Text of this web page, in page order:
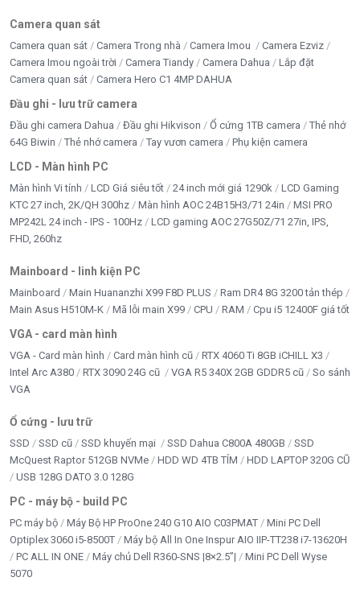
4. Nguồn Máy Tính Huntkey GS800 PRIME có hỗ
trợ CPU Intel Core i9 hoặc Ryzen 9 không?
Có. Sản phẩm phù hợp với nhiều cấu hình sử dụng
5. Nguồn Máy Tính Huntkey GS800 PRIME có
những tính năng bảo vệ nào?
OPP, OVP, UVP và OCP nhằm đảm bảo an toàn cho
toàn bộ hệ thống.
Kết luận
Nguồn Máy Tính Huntkey GS800 PRIME là lựa chọn
đáng tin cậy cho các bộ PC gaming và đồ họa tầm
trung đến cao cấp. Với công suất thực 700W, chuẩn 80
Plus Bronze, kiến trúc nguồn LLC + DC-to-DC hiện đại
cùng hệ thống bảo vệ toàn diện, Nguồn Máy Tính
Huntkey GS800 PRIME mang đến hiệu năng ổn định,
tiết kiệm điện và độ bền lâu dài cho hệ thống của bạn.
Cảm nhận của Ad
những bộ nguồn đáng chú ý trong phân khúc 700W
hiện nay. Điểm nổi bật của Nguồn Máy Tính Huntkey
GS800 PRIME nằm ở chứng nhận 80 Plus Bronze,
công nghệ LLC + DC-to-DC và khả năng vận hành ổn
Camera quan sát
Camera quan sát Camera Trong nhà Camera Imou
Camera Ezviz
Camera Imou ngoài trời
Camera Tiandy Camera Dahua
Lắp đặt
Camera quan sát
Camera Hero C1 4MP DAHUA
Đầu ghi - lưu trữ camera
Đầu ghi camera Dahua Đầu ghi Hikvison Ổ cứng 1TB camera
Thẻ nhớ
64G Biwin
Thẻ nhớ camera Tay vươn camera Phụ kiện camera
LCD - Màn hình PC
Màn hình Vi tính LCD Giá siêu tốt 24 inch mới giá 1290k
LCD Gaming
KTC 27 inch, 2K/QH 300hz
Màn hình AOC 24B15H3/71 24in
MSI PRO
MP242L 24 inch - IPS - 100Hz
LCD gaming AOC 27G50Z/71 27in, IPS,
FHD, 260hz
Mainboard - linh kiện PC
Mainboard Main Huananzhi X99 F8D PLUS
Ram DR4 8G 3200 tản thép
Main Asus H510M-K
Mã lỗi main X99 CPU RAM Cpu i5 12400F giá tốt
VGA - card màn hình
VGA - Card màn hình Card màn hình cũ
RTX 4060 Ti 8GB iCHILL X3
Intel Arc A380
RTX 3090 24G cũ VGA R5 340X 2GB GDDR5 cũ
So sánh
VGA
Ổ cứng - lưu trữ
SSD SSD cũ SSD khuyến mại SSD Dahua C800A 480GB
SSD
McQuest Raptor 512GB NVMe
HDD WD 4TB TÍM
HDD LAPTOP 320G CŨ
USB 128G DATO 3.0 128G
PC - máy bộ - build PC
PC máy bộ Máy Bộ HP ProOne 240 G10 AIO C03PMAT
Mini PC Dell
Optiplex 3060 i5-8500T
Máy bộ All In One Inspur AIO IIP-TT238 i7-13620H
PC ALL IN ONE
Máy chủ Dell R360-SNS |8×2.5”|
Mini PC Dell Wyse
5070